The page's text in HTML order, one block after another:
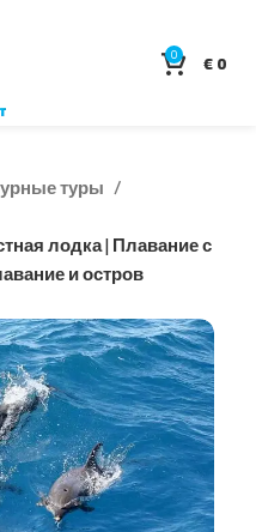
0 €0
туры
лодка | Плавание с
и остров